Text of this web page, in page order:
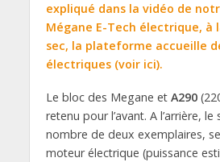
expliqué dans la vidéo de
Mégane E-Tech électrique, à
sec, la plateforme accueille
électriques (voir ici).
Le bloc des Megane et A290
retenu pour l’avant. A l’arrière,
nombre de deux exemplaires,
moteur électrique (puissance